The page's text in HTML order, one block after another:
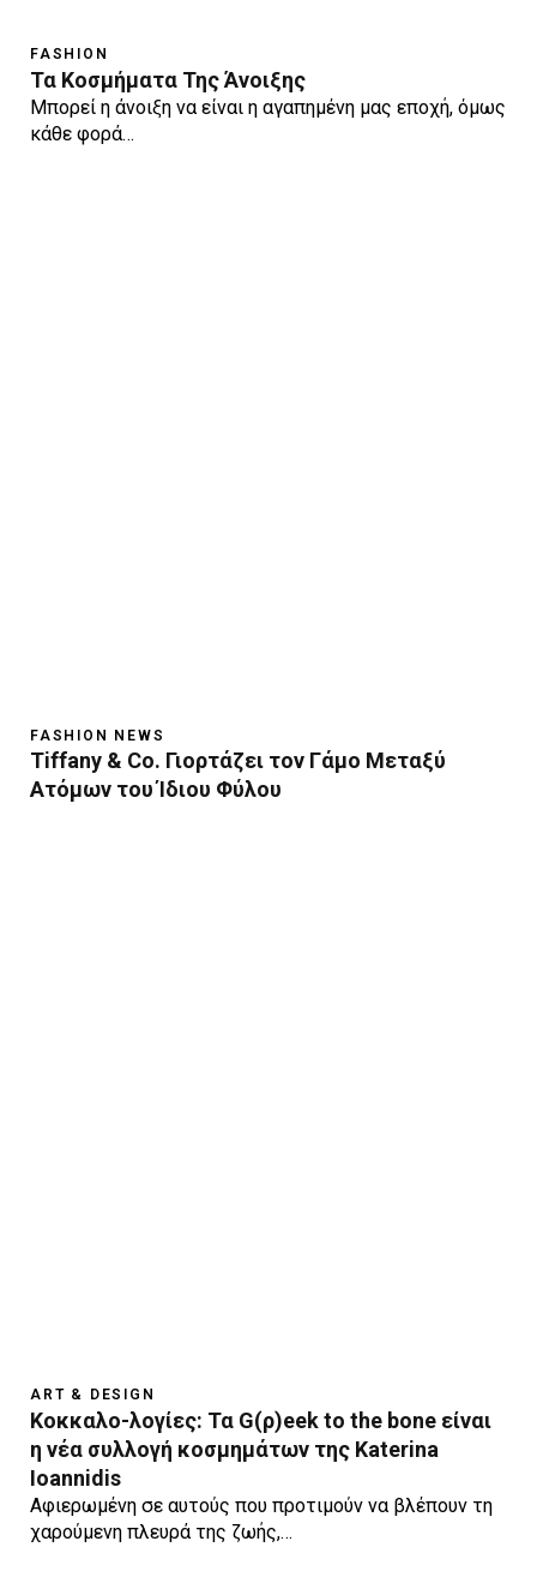
FASHION
Τα Κοσμήματα Της Άνοιξης
Μπορεί η άνοιξη να είναι η αγαπημένη μας εποχή, όμως
κάθε φορά…
FASHION NEWS
Tiffany & Co. Γιορτάζει τον Γάμο Μεταξύ
Ατόμων του Ίδιου Φύλου
ART & DESIGN
Κοκκαλο-λογίες: Τα G(ρ)eek to the bone είναι
η νέα συλλογή κοσμημάτων της Katerina
Ioannidis
Αφιερωμένη σε αυτούς που προτιμούν να βλέπουν τη
χαρούμενη πλευρά της ζωής,…